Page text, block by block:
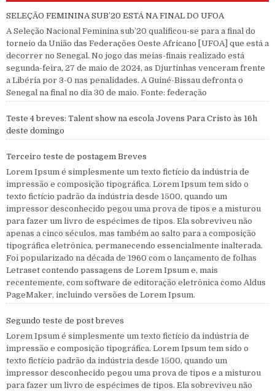
SELEÇÃO FEMININA SUB’20 ESTÁ NA FINAL DO UFOA
A Seleção Nacional Feminina sub’20 qualificou-se para a final do
torneio da União das Federações Oeste Africano [UFOA] que está a
decorrer no Senegal. No jogo das meias-finais realizado está
segunda-feira, 27 de maio de 2024, as Djurtinhas venceram frente
a Libéria por 3-0 nas penalidades. A Guiné-Bissau defronta o
Senegal na final no dia 30 de maio. Fonte: federação
Teste 4 breves: Talent show na escola Jovens Para Cristo às 16h
deste domingo
Terceiro teste de postagem Breves
Lorem Ipsum é simplesmente um texto fictício da indústria de
impressão e composição tipográfica. Lorem Ipsum tem sido o
texto fictício padrão da indústria desde 1500, quando um
impressor desconhecido pegou uma prova de tipos e a misturou
para fazer um livro de espécimes de tipos. Ela sobreviveu não
apenas a cinco séculos, mas também ao salto para a composição
tipográfica eletrônica, permanecendo essencialmente inalterada.
Foi popularizado na década de 1960 com o lançamento de folhas
Letraset contendo passagens de Lorem Ipsum e, mais
recentemente, com software de editoração eletrônica como Aldus
PageMaker, incluindo versões de Lorem Ipsum.
Segundo teste de post breves
Lorem Ipsum é simplesmente um texto fictício da indústria de
impressão e composição tipográfica. Lorem Ipsum tem sido o
texto fictício padrão da indústria desde 1500, quando um
impressor desconhecido pegou uma prova de tipos e a misturou
para fazer um livro de espécimes de tipos. Ela sobreviveu não